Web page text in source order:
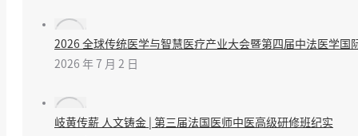
2026 全球传统医学与智慧医疗产业大会暨第四届中法医学国
2026 年 7 月 2 日
岐黄传薪 人文铸金 | 第三届法国医师中医高级研修班纪实